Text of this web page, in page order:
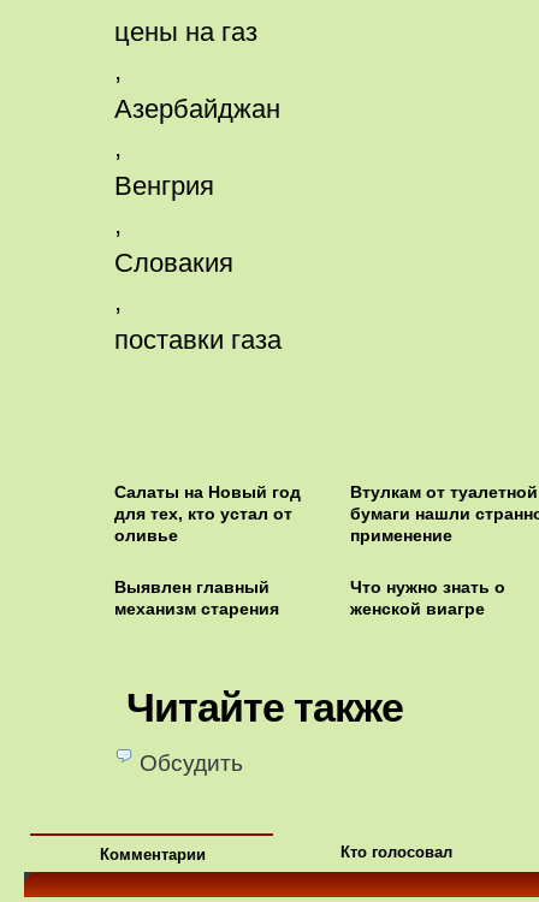
цены на газ
,
Азербайджан
,
Венгрия
,
Словакия
,
поставки газа
Салаты на Новый год
для тех, кто устал от
оливье
Втулкам от туалетной
бумаги нашли
применение
Выявлен главный
механизм старения
Что нужно знать о
женской виагре
Читайте также
Обсудить
Комментарии Кто голосовал